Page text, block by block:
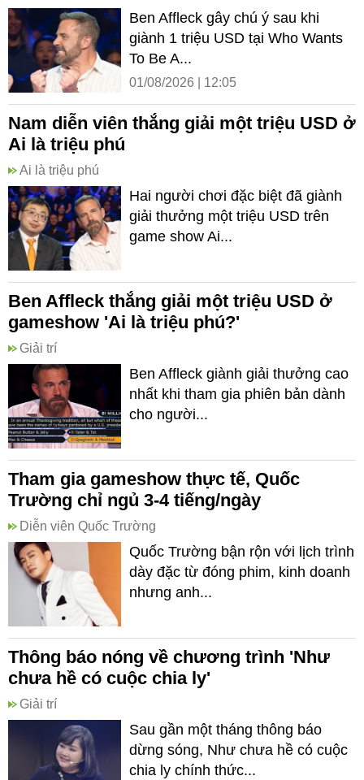
Ben Affleck gây chú ý sau khi
giành 1 triệu USD tại Who Wants
To Be A...
01/08/2026 | 12:05
Nam diễn viên thắng giải một triệu USD ở
Ai là triệu phú
Ai là triệu phú
Hai người chơi đặc biệt đã giành
giải thưởng một triệu USD trên
game show Ai...
Ben Affleck thắng giải một triệu USD ở
gameshow 'Ai là triệu phú?'
Giải trí
Ben Affleck giành giải thưởng cao
nhất khi tham gia phiên bản dành
cho người...
Tham gia gameshow thực tế, Quốc
Trường chỉ ngủ 3-4 tiếng/ngày
Diễn viên Quốc Trường
Quốc Trường bận rộn với lịch trình
dày đặc từ đóng phim, kinh doanh
nhưng anh...
Thông báo nóng về chương trình 'Như
chưa hề có cuộc chia ly'
Giải trí
Sau gần một tháng thông báo
dừng sóng, Như chưa hề có cuộc
chia ly chính thức...